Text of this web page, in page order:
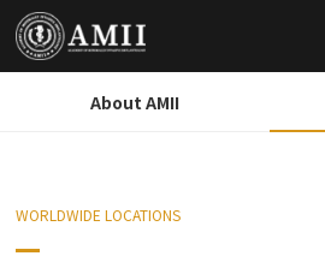
About AMII
WORLDWIDE LOCATIONS